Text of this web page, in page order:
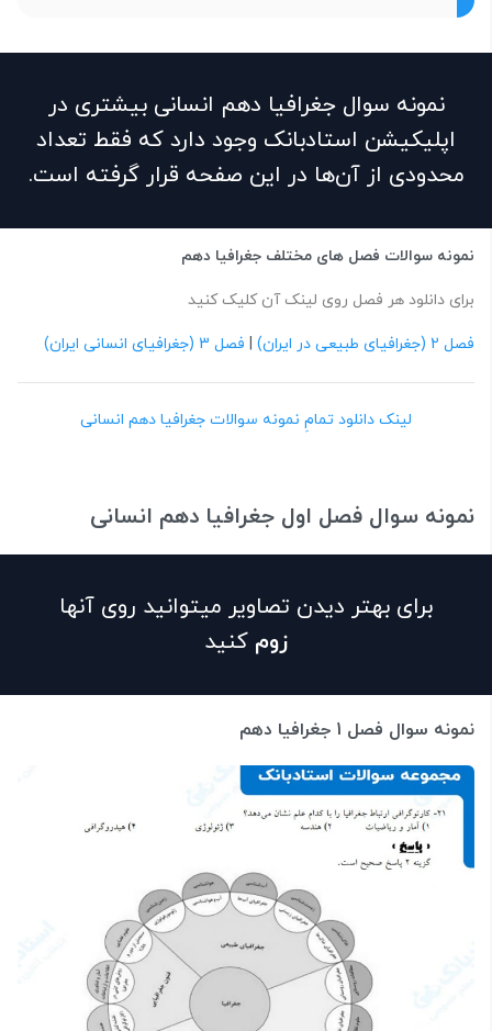
نمونه سوال جغرافیا دهم انسانی بیشتری در
اپلیکیشن استادبانک وجود دارد که فقط تعداد
محدودی از آن‌ها در این صفحه قرار گرفته است.
نمونه سوالات فصل های مختلف جغرافیا دهم
برای دانلود هر فصل روی لینک آن کلیک کنید
فصل 2 (جغرافیای طبیعی در ایران) | فصل 3 (جغرافیای انسانی ایران)
لینک دانلود تمامِ نمونه سوالات جغرافیا دهم انسانی
نمونه سوال فصل اول جغرافیا دهم انسانی
برای بهتر دیدن تصاویر میتوانید روی آنها
زوم کنید
نمونه سوال فصل 1 جغرافیا دهم